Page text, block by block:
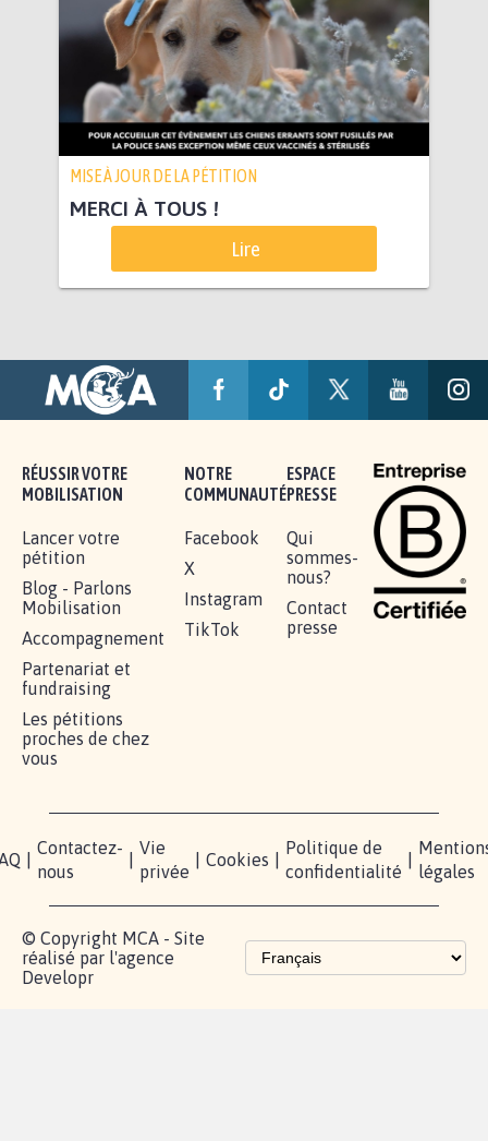
MISE À JOUR DE LA PÉTITION
MERCI À TOUS !
Lire
RÉUSSIR VOTRE
MOBILISATION
Lancer votre
pétition
Blog - Parlons
Mobilisation
Accompagnement
Partenariat et
fundraising
Les pétitions
proches de chez
vous
NOTRE
COMMUNAUTÉ
Facebook
X
Instagram
TikTok
ESPACE
PRESSE
Qui
sommes-
nous?
Contact
presse
Contactez-
nous
Vie
privée
Cookies
Politique de
confidentialité
légales
© Copyright MCA - Site
réalisé par l'agence
Developr